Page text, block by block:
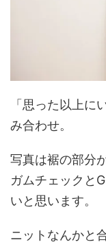
「思った以上に
み合わせ。
写真は裾の部分
ガムチェックと
いと思います。
ニットなんかと